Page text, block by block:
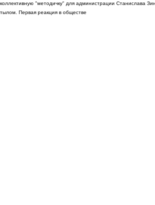
коллективную "методичку" для администрации Станислава
тылом. Первая реакция в обществе